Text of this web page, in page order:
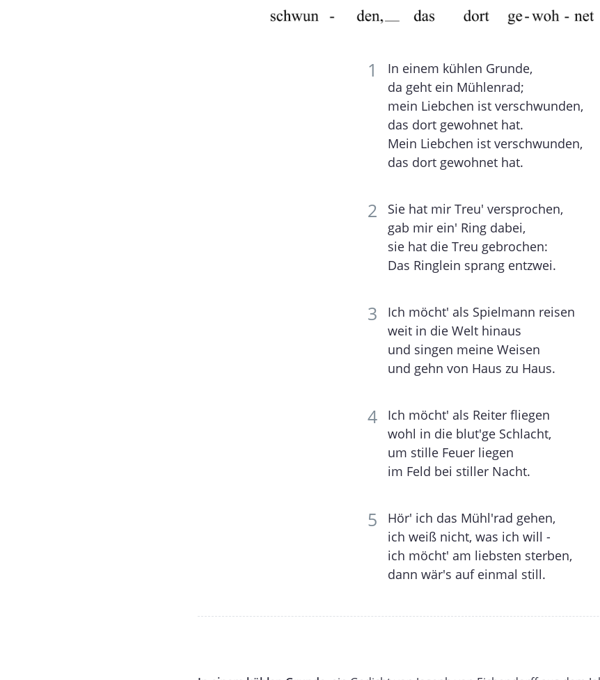
In einem kühlen Grunde,
da geht ein Mühlenrad;
mein Liebchen ist verschwunden,
das dort gewohnet hat.
Mein Liebchen ist verschwunden,
das dort gewohnet hat.
Sie hat mir Treu' versprochen,
gab mir ein' Ring dabei,
sie hat die Treu gebrochen:
Das Ringlein sprang entzwei.
Ich möcht' als Spielmann reisen
weit in die Welt hinaus
und singen meine Weisen
und gehn von Haus zu Haus.
Ich möcht' als Reiter fliegen
wohl in die blut'ge Schlacht,
um stille Feuer liegen
im Feld bei stiller Nacht.
Hör' ich das Mühl'rad gehen,
ich weiß nicht, was ich will -
ich möcht' am liebsten sterben,
dann wär's auf einmal still.